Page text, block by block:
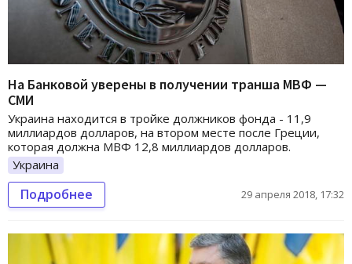
На Банковой уверены в получении транша МВФ —
СМИ
Украина находится в тройке должников фонда - 11,9
миллиардов долларов, на втором месте после Греции,
которая должна МВФ 12,8 миллиардов долларов.
Украина
Подробнее 29 апреля 2018, 17:32